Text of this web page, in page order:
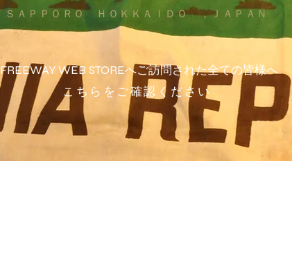
ＳＡＰＰＯＲＯ ＨＯＫＫＡＩＤＯ ，ＪＡＰＡＮ
FREEWAY WEB STOREへご訪問された全ての皆様へ
こちらをご確認ください